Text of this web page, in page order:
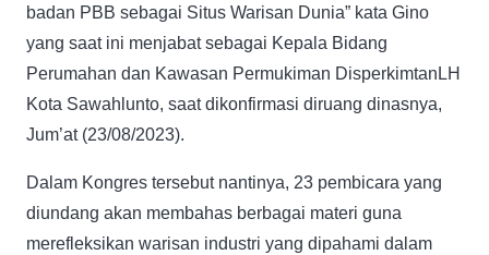
badan PBB sebagai Situs Warisan Dunia” kata Gino
yang saat ini menjabat sebagai Kepala Bidang
Perumahan dan Kawasan Permukiman DisperkimtanLH
Kota Sawahlunto, saat dikonfirmasi diruang dinasnya,
Jum’at (23/08/2023).
Dalam Kongres tersebut nantinya, 23 pembicara yang
diundang akan membahas berbagai materi guna
merefleksikan warisan industri yang dipahami dalam